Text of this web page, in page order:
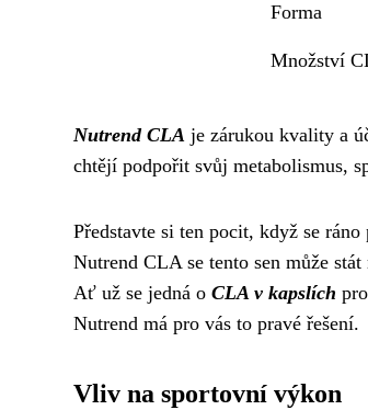
Forma
Množství
Nutrend CLA je zárukou kvality a
chtějí podpořit svůj metabolismus,
Představte si ten pocit, když se
Nutrend CLA se tento sen může
Ať už se jedná o CLA v kapslích
Nutrend má pro vás to pravé řešení.
Vliv na sportovní výkon